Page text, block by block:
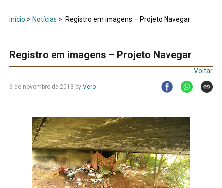
Início > Notícias > Registro em imagens – Projeto Navegar
Registro em imagens – Projeto Navegar
Voltar
6 de novembro de 2013 by Vero